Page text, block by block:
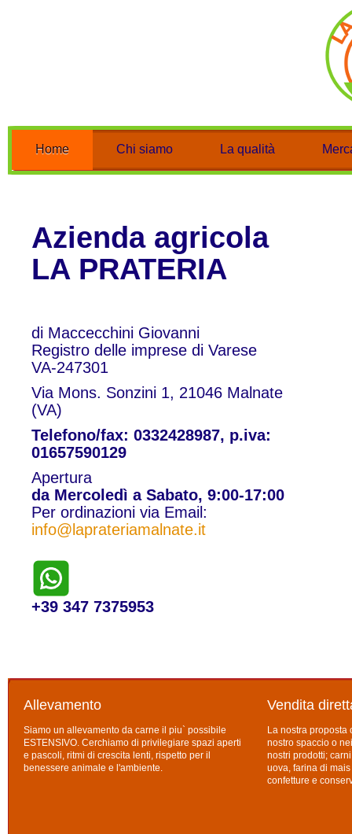
Home Chi siamo La qualità
Azienda agricola
LA PRATERIA
di Maccecchini Giovanni
Registro delle imprese di Varese
VA-247301
Via Mons. Sonzini 1, 21046 Malnate
(VA)
Telefono/fax: 0332428987, p.iva:
01657590129
Apertura
da Mercoledì a Sabato, 9:00-17:00
Per ordinazioni via Email:
info@laprateriamalnate.it
+39 347 7375953
Allevamento
Siamo un allevamento da carne il piu` possibile
ESTENSIVO. Cerchiamo di privilegiare spazi aperti
e pascoli, ritmi di crescita lenti, rispetto per il
benessere animale e l'ambiente.
Vendita
La nostra proposta
nostro spaccio o
nostri prodotti;
uova, farina di
confetture e